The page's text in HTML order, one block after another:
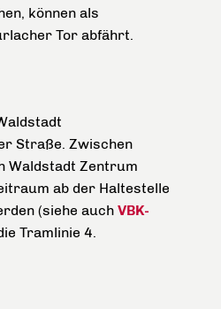
können als
Tor abfährt.
Straße. Zwischen
Waldstadt Zentrum
ab der Haltestelle
(siehe auch VBK-
Tramlinie 4.